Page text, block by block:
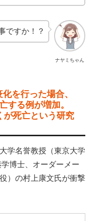
ナヤミちゃん
ですか！？
を行った場合、
する例が増加。
が死亡という研究
学名誉教授（東京大学
博士、オーダーメー
）の村上康文氏が衝撃